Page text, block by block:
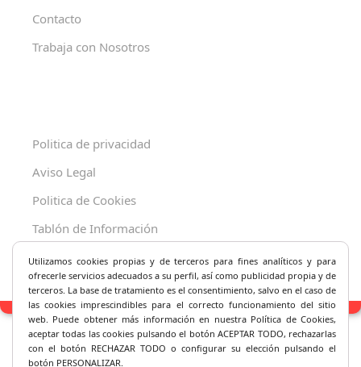
Contacto
Trabaja con Nosotros
Politica de privacidad
Aviso Legal
Politica de Cookies
Tablón de Información
Decreto 625/2019
Utilizamos cookies propias y de terceros para fines analíticos y para
ofrecerle servicios adecuados a su perfil, así como publicidad propia y de
terceros. La base de tratamiento es el consentimiento, salvo en el caso de
las cookies imprescindibles para el correcto funcionamiento del sitio
web. Puede obtener más información en nuestra Política de Cookies,
aceptar todas las cookies pulsando el botón ACEPTAR TODO, rechazarlas
con el botón RECHAZAR TODO o configurar su elección pulsando el
botón PERSONALIZAR.